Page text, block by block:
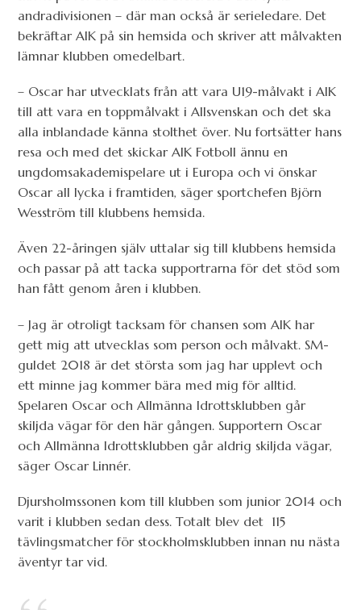
andradivisionen – där man också är serieledare. Det
bekräftar AIK på sin hemsida och skriver att målvakten
lämnar klubben omedelbart.
– Oscar har utvecklats från att vara U19-målvakt i AIK
till att vara en toppmålvakt i Allsvenskan och det ska
alla inblandade känna stolthet över. Nu fortsätter hans
resa och med det skickar AIK Fotboll ännu en
ungdomsakademispelare ut i Europa och vi önskar
Oscar all lycka i framtiden, säger sportchefen Björn
Wesström till klubbens hemsida.
Även 22-åringen själv uttalar sig till klubbens hemsida
och passar på att tacka supportrarna för det stöd som
han fått genom åren i klubben.
– Jag är otroligt tacksam för chansen som AIK har
gett mig att utvecklas som person och målvakt. SM-
guldet 2018 är det största som jag har upplevt och
ett minne jag kommer bära med mig för alltid.
Spelaren Oscar och Allmänna Idrottsklubben går
skiljda vägar för den här gången. Supportern Oscar
och Allmänna Idrottsklubben går aldrig skiljda vägar,
säger Oscar Linnér.
Djursholmssonen kom till klubben som junior 2014 och
varit i klubben sedan dess. Totalt blev det 115
tävlingsmatcher för stockholmsklubben innan nu nästa
äventyr tar vid.